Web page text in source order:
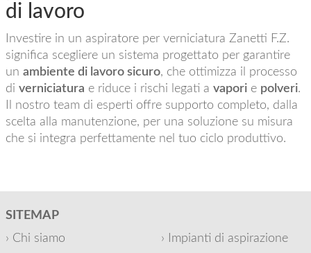
di lavoro
Investire in un aspiratore per verniciatura Zanetti F.Z.
significa scegliere un sistema progettato per garantire
un ambiente di lavoro sicuro, che ottimizza il processo
di verniciatura e riduce i rischi legati a vaporie polveri.
Il nostro team di esperti offre supporto completo, dalla
scelta alla manutenzione, per una soluzione su misura
che si integra perfettamente nel tuo ciclo produttivo.
SITEMAP
Chi siamo
Impianti di aspirazione